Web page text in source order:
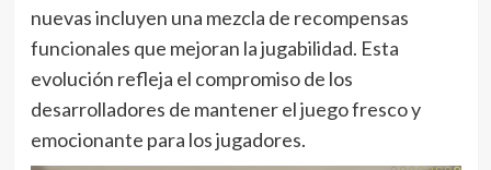
nuevas incluyen una mezcla de recompensas
funcionales que mejoran la jugabilidad. Esta
evolución refleja el compromiso de los
desarrolladores de mantener el juego fresco y
emocionante para los jugadores.